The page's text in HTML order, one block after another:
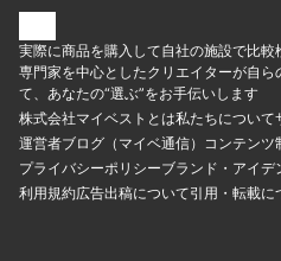
実際に商品を購入して自社の施設で比較
専門家を中心としたクリエイターが自
て、あなたの“選ぶ”をお手伝いします
株式会社マイベストとは私たちについて
運営者ブログ（マイベ通信） コンテンツ
プライバシーポリシーブランド・アイデ
利用規約広告出稿について引用・転載に